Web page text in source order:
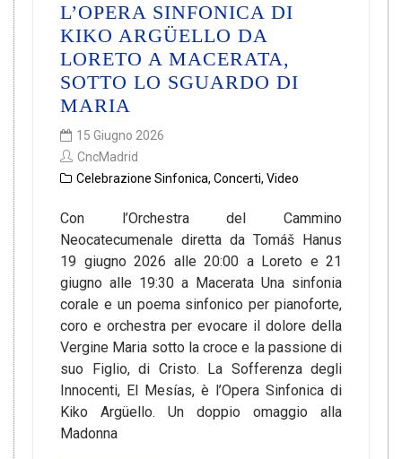
L’OPERA SINFONICA DI
KIKO ARGÜELLO DA
LORETO A MACERATA,
SOTTO LO SGUARDO DI
MARIA
15 Giugno 2026
CncMadrid
Celebrazione Sinfonica, Concerti, Video
Con l’Orchestra del Cammino
Neocatecumenale diretta da Tomáš Hanus
19 giugno 2026 alle 20:00 a Loreto e 21
giugno alle 19:30 a Macerata Una sinfonia
corale e un poema sinfonico per pianoforte,
coro e orchestra per evocare il dolore della
Vergine Maria sotto la croce e la passione di
suo Figlio, di Cristo. La Sofferenza degli
Innocenti, El Mesías, è l’Opera Sinfonica di
Kiko Argüello. Un doppio omaggio alla
Madonna